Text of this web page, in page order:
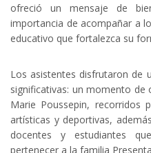
ofreció un mensaje de
importancia de acompañar a
educativo que fortalezca su
Los asistentes disfrutaron de
significativas: un momento de
Marie Poussepin, recorridos
artísticas y deportivas,
docentes y estudiantes
pertenecer a la familia